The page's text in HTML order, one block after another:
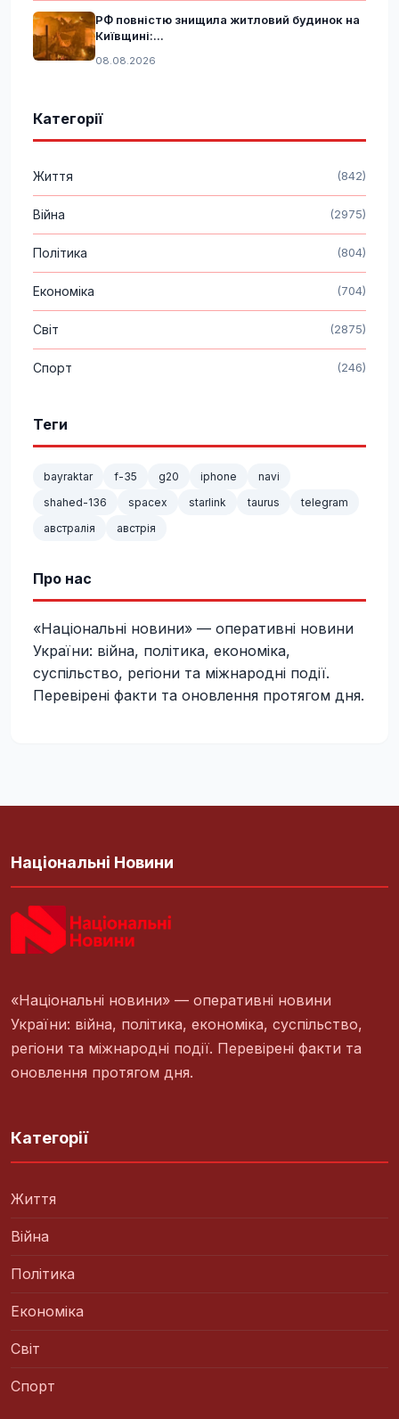
РФ повністю знищила житловий будинок на
Київщині:...
08.08.2026
Категорії
Життя (842)
Війна (2975)
Політика (804)
Економіка (704)
Світ (2875)
Спорт (246)
Теги
bayraktar f-35 g20 iphone
navi
shahed-136
spacex starlink taurus
telegram
австралія
австрія
Про нас
«Національні новини» — оперативні новини
України: війна, політика, економіка,
суспільство, регіони та міжнародні події.
Перевірені факти та оновлення протягом дня.
Національні Новини
«Національні новини» — оперативні новини
України: війна, політика, економіка, суспільство,
регіони та міжнародні події. Перевірені факти та
оновлення протягом дня.
Категорії
Життя
Війна
Політика
Економіка
Світ
Спорт